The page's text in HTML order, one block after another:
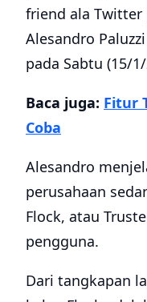
friend ala
Alesandro
pada Sabtu (15/
Baca juga: Fitur
Coba
Alesandro
perusahaan
Flock, atau
pengguna.
Dari tangkapan